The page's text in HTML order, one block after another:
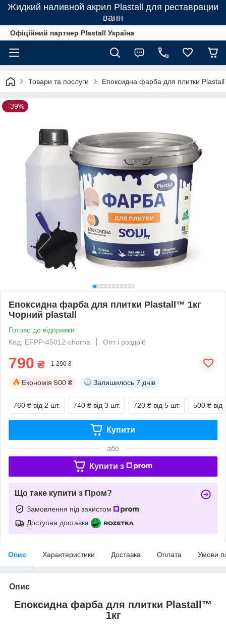
Жидкий наливной акрил Plastall для реставрации
ванн
Офіційний партнер Plastall Україна
Товари та послуги Епоксидна фарба для плитки
–39%
Епоксидна фарба для плитки Plastall™ 1кг
Чорний plastall
Готово до відправки
Код: EFPP-45012-chorna
Опт і роздріб
790 ₴ 1 290 ₴
Економія 500 ₴ Залишилось 7 днів
760 ₴ від 2 шт. 740 ₴ від 3 шт. 720 ₴ від 5 шт. 500 ₴ від
Купити
або
Купити з
Що таке купити з Пром?
Замовлення під захистом
Доступна доставка
Опис Характеристики Доставка Оплата Умови
Опис
Епоксидна фарба для плитки Plastall™
1кг